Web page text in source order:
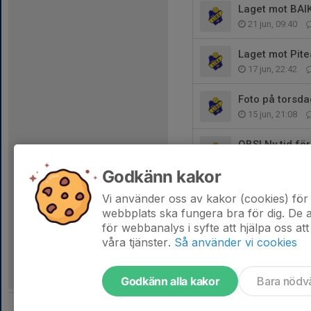
Laget mot
21 jun, 09:40
Laget mot
17 jun, 22:42
Foto på
15 jun, 21:08
OBS! Ny tid
Match mot
15 jun, 12:45
Godkänn kakor
Vi använder oss av kakor (cookies)
webbplats ska fungera bra för dig. De
för webbanalys i syfte att hjälpa oss
våra tjänster. Så använder vi cookies
Godkänn alla kakor Bara